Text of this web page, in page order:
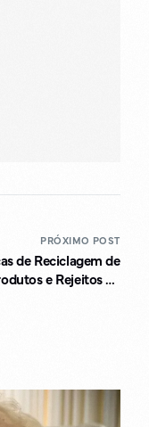
PRÓXIMO POST
de Reciclagem de
e Rejeitos na